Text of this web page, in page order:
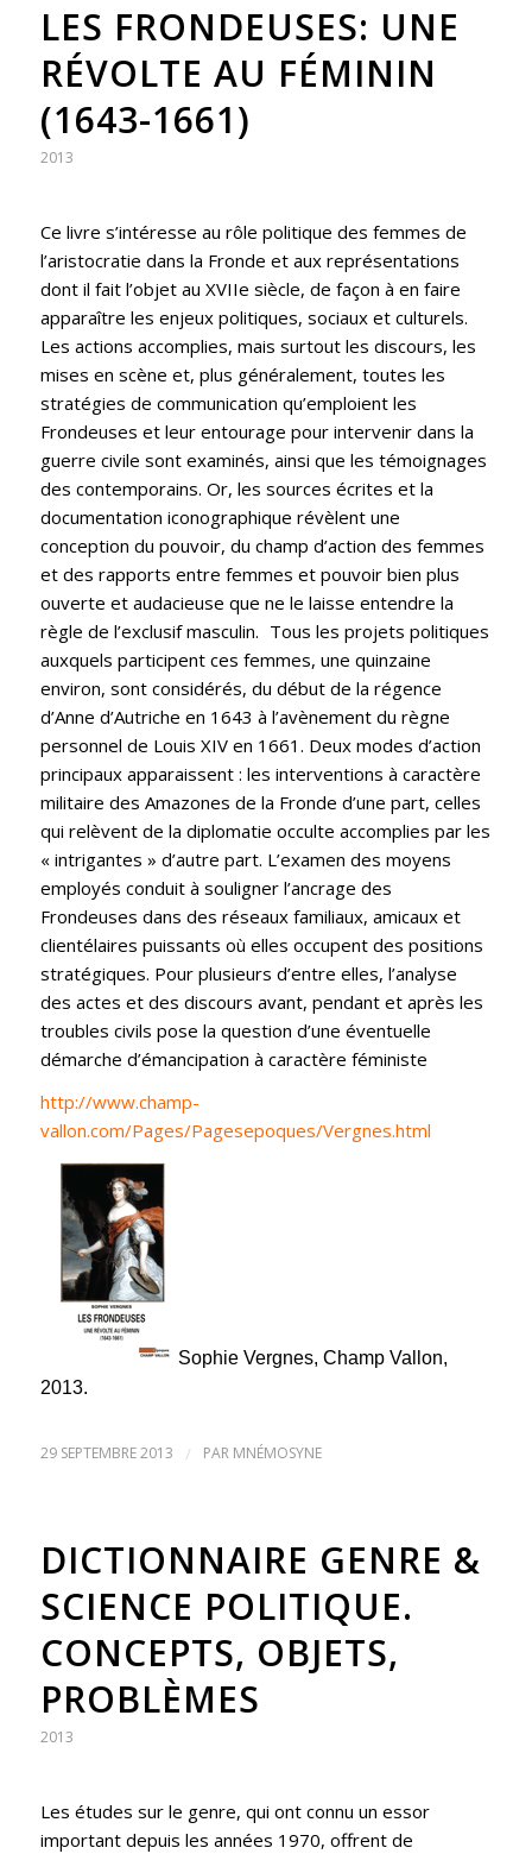
LES FRONDEUSES: UNE
RÉVOLTE AU FÉMININ
(1643-1661)
2013
Ce livre s’intéresse au rôle politique des femmes de
l’aristocratie dans la Fronde et aux représentations
dont il fait l’objet au XVIIe siècle, de façon à en faire
apparaître les enjeux politiques, sociaux et culturels.
Les actions accomplies, mais surtout les discours, les
mises en scène et, plus généralement, toutes les
stratégies de communication qu’emploient les
Frondeuses et leur entourage pour intervenir dans la
guerre civile sont examinés, ainsi que les témoignages
des contemporains. Or, les sources écrites et la
documentation iconographique révèlent une
conception du pouvoir, du champ d’action des femmes
et des rapports entre femmes et pouvoir bien plus
ouverte et audacieuse que ne le laisse entendre la
règle de l’exclusif masculin. Tous les projets politiques
auxquels participent ces femmes, une quinzaine
environ, sont considérés, du début de la régence
d’Anne d’Autriche en 1643 à l’avènement du règne
personnel de Louis XIV en 1661. Deux modes d’action
principaux apparaissent : les interventions à caractère
militaire des Amazones de la Fronde d’une part, celles
qui relèvent de la diplomatie occulte accomplies par les
« intrigantes » d’autre part. L’examen des moyens
employés conduit à souligner l’ancrage des
Frondeuses dans des réseaux familiaux, amicaux et
clientélaires puissants où elles occupent des positions
stratégiques. Pour plusieurs d’entre elles, l’analyse
des actes et des discours avant, pendant et après les
troubles civils pose la question d’une éventuelle
démarche d’émancipation à caractère féministe
http://www.champ-
vallon.com/Pages/Pagesepoques/Vergnes.html
Sophie Vergnes, Champ Vallon,
2013.
29 SEPTEMBRE 2013 / PAR MNÉMOSYNE
DICTIONNAIRE GENRE &
SCIENCE POLITIQUE.
CONCEPTS, OBJETS,
PROBLÈMES
2013
Les études sur le genre, qui ont connu un essor
important depuis les années 1970, offrent de